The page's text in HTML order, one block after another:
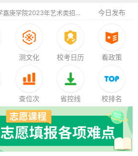
厦门大学嘉庚学院2023年艺术类招生简章 今日发布
测文化 校考日历 看政策
查位次 省控线 校排名